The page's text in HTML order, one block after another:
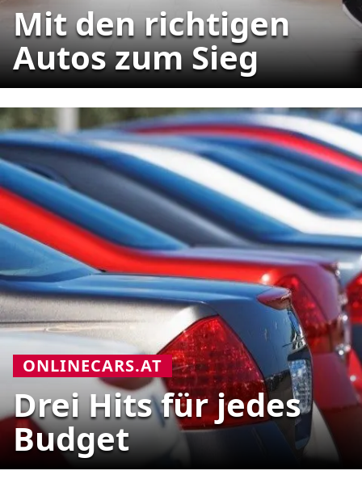
Mit den richtigen
Autos zum Sieg
ONLINECARS.AT
Drei Hits für jedes
Budget